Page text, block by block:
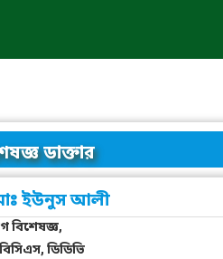
ডাক্তার
ইউনুস আলী
বিশেষজ্ঞ,
ডিডিভি